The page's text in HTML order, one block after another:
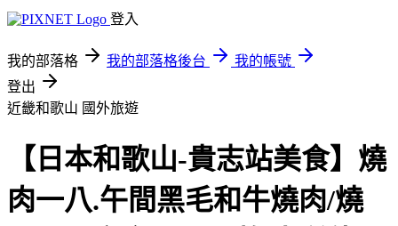
登入
我的部落格 我的部落格後台
我的帳號
登出
近畿和歌山 國外旅遊
【日本和歌山-貴志站美食】燒
肉一八.午間黑毛和牛燒肉/燒